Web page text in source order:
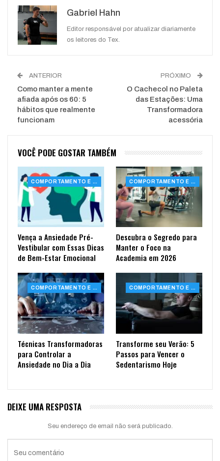
WhatsApp
Gabriel Hahn
Editor responsável por atualizar diariamente
os leitores do Tex.
ANTERIOR
Como manter a mente
afiada após os 60: 5
hábitos que realmente
funcionam
PRÓXIMO
O Cachecol no Paleta
das Estações: Uma
Transformadora
acessória
VOCÊ PODE GOSTAR TAMBÉM
COMPORTAMENTO E SAÚDE
Vença a Ansiedade Pré-
Vestibular com Essas Dicas
de Bem-Estar Emocional
COMPORTAMENTO E SAÚDE
Descubra o Segredo para
Manter o Foco na
Academia em 2026
COMPORTAMENTO E SAÚDE
Técnicas Transformadoras
para Controlar a
Ansiedade no Dia a Dia
COMPORTAMENTO E SAÚDE
Transforme seu Verão: 5
Passos para Vencer o
Sedentarismo Hoje
DEIXE UMA RESPOSTA
Seu endereço de email não será publicado.